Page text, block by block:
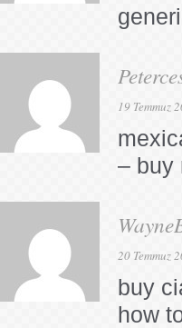
19 Temmuz
– buy
20 Temmuz
buy
how